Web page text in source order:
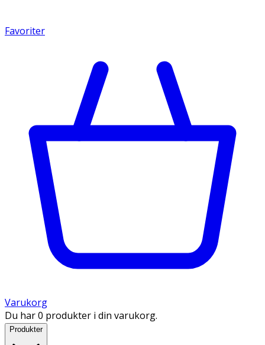
Favoriter
Varukorg
Du har 0 produkter i din varukorg.
Produkter